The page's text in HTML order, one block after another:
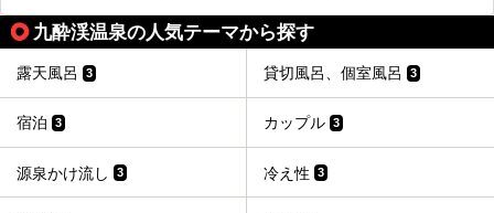
九酔渓温泉の人気テーマから探す
露天風呂 3 貸切風呂、個室風呂 3
宿泊 3 カップル 3
源泉かけ流し 3 冷え性 3